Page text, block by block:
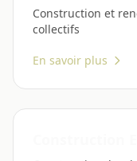
Construction et
collectifs
En savoir plus